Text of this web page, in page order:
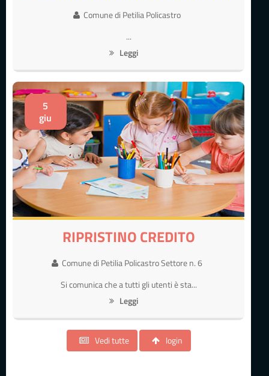
Comune di Petilia Policastro
...
Leggi
5
giu
RIPRISTINO CREDITO
Comune di Petilia Policastro Settore n. 6
Si comunica che a tutti gli utenti è sta...
Leggi
Vedi tutte login